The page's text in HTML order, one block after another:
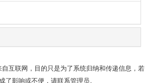
互联网，目的只是为了系统归纳和传递信息，若
了影响或不便，请联系管理员。